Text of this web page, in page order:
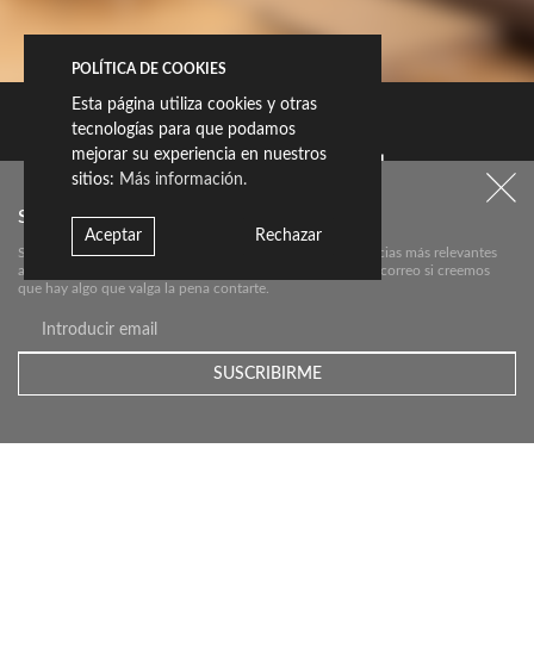
Vivienda entre
medianeras
ESPAÑA
Descubrir proyecto
SUSCRÍBETE A NUESTRO NEWSLETTER:
Suscríbete aquí a nuestra newsletter para conocer las noticias más relevantes
acerca de Livingceramics. Únicamente te mandaremos un correo si creemos
que hay algo que valga la pena contarte.
POLÍTICA DE COOKIES
Esta página utiliza cookies y otras
tecnologías para que podamos
mejorar su experiencia en nuestros
sitios: Más información.
Aceptar Rechazar